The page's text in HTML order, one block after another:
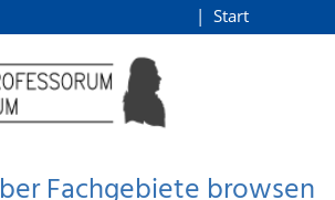
Start
Fachgebiete browsen